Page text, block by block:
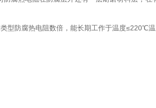
防腐热电阻数倍，能长期工作于温度≤220℃温度